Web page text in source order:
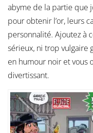
abyme de la partie que
pour obtenir l’or, leurs
personnalité. Ajoutez à
sérieux, ni trop vulgaire
en humour noir et vous
divertissant.